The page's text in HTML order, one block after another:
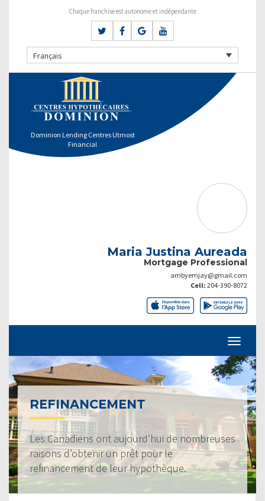
Chaque franchise est autonome et indépendante
Français
Dominion Lending Centres Utmost
Financial
Maria Justina Aureada
Mortgage Professional
ambyemjay@gmail.com
Cell: 204-390-8072
REFINANCEMENT
Les Canadiens ont aujourd’hui de nombreuses
raisons d’obtenir un prêt pour le
refinancement de leur hypothèque.